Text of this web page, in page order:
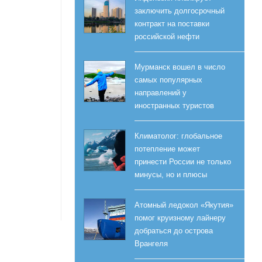
заключить долгосрочный
контракт на поставки
российской нефти
Мурманск вошел в число
самых популярных
направлений у
иностранных туристов
Климатолог: глобальное
потепление может
принести России не только
минусы, но и плюсы
Атомный ледокол «Якутия»
помог круизному лайнеру
добраться до острова
Врангеля